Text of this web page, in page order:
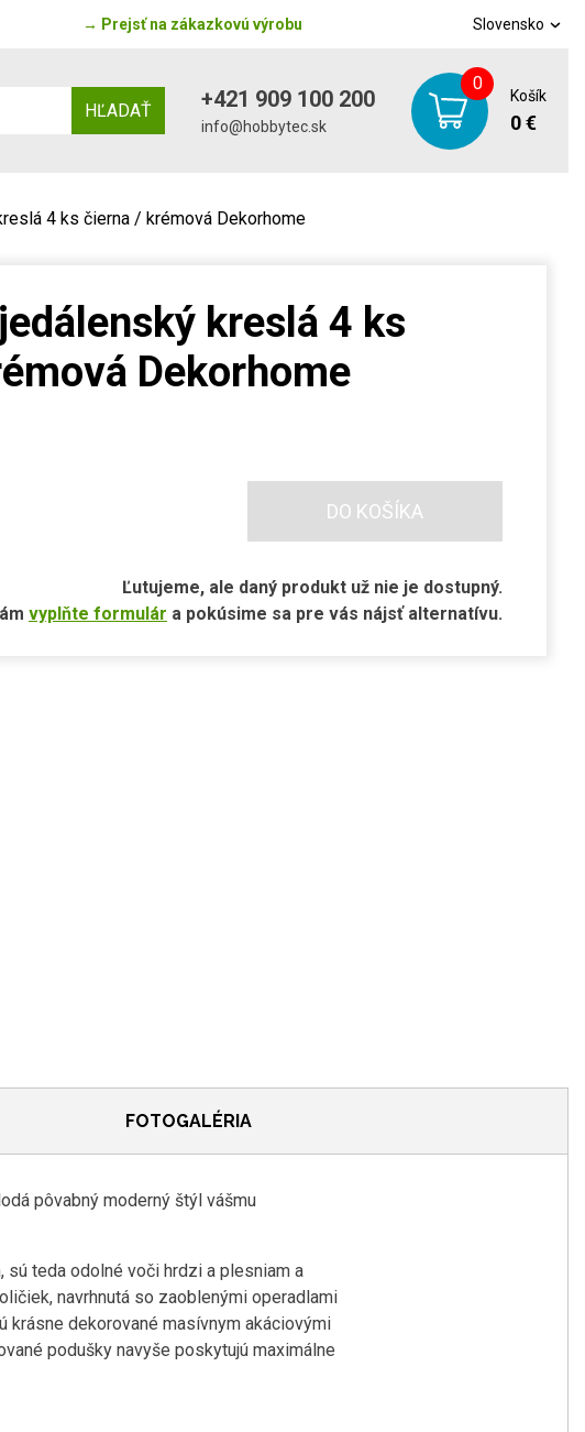
→ Prejsť na zákazkovú výrobu Slovensko
HĽADAŤ +421 909 100 200
info@hobbytec.sk
0
Košík
0 €
4 ks čierna / krémová Dekorhome
kreslá 4 ks
Dekorhome
DO KOŠÍKA
Ľutujeme, ale daný produkt už nie je dostupný.
vyplňte formulár a pokúsime sa pre vás nájsť alternatívu.
FOTOGALÉRIA
pôvabný moderný štýl vášmu
sú teda odolné voči hrdzi a plesniam a
navrhnutá so zaoblenými operadlami
krásne dekorované masívnym akáciovými
podušky navyše poskytujú maximálne